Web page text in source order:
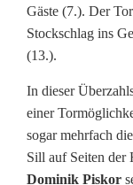
n
S
t
o
l
Gäste (7.). Der
Stockschlag ins
(13.).
In dieser
einer
sogar mehrfach
Sill auf Seiten der
Dominik Piskor